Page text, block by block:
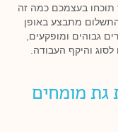
בעצמכם כמה זה
מתבצע באופן
ומופקעים,
והיקף העבודה.
מומחים